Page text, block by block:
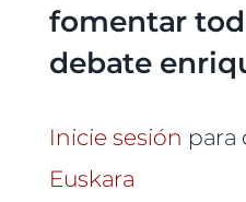
fomentar
debate
Inicie sesión para
Euskara